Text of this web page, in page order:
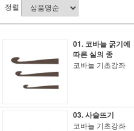
정렬
01. 코바늘 굵기에
따른 실의 종
코바늘 기초강좌
03. 사슬뜨기
코바늘 기초강좌